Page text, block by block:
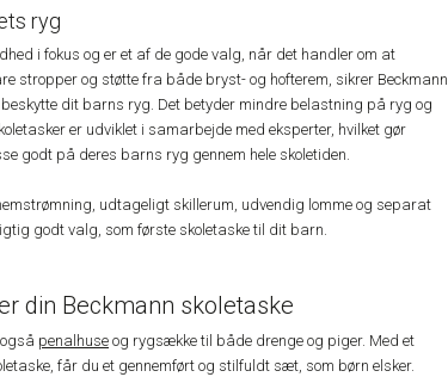
ryg
i fokus og er et af de gode valg, når det handler om at
stropper og støtte fra både bryst- og hofterem, sikrer Beckmann
dit barns ryg. Det betyder mindre belastning på ryg og
er udviklet i samarbejde med eksperter, hvilket gør
godt på deres barns ryg gennem hele skoletiden.
udtageligt skillerum, udvendig lomme og separat
godt valg, som første skoletaske til dit barn.
din Beckmann skoletaske
penalhuse og rygsække til både drenge og piger. Med et
får du et gennemført og stilfuldt sæt, som børn elsker.